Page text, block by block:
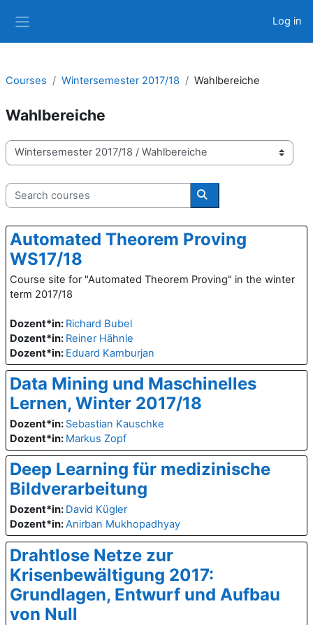
Log in
Courses Wintersemester 2017/18 Wahlbereiche
Wahlbereiche
Course categories
Search courses
Search courses
Automated Theorem Proving
WS17/18
Course site for "Automated Theorem Proving" in the winter
term 2017/18
Dozent*in: Richard Bubel
Dozent*in: Reiner Hähnle
Dozent*in: Eduard Kamburjan
Data Mining und Maschinelles
Lernen, Winter 2017/18
Dozent*in: Sebastian Kauschke
Dozent*in: Markus Zopf
Deep Learning für medizinische
Bildverarbeitung
Dozent*in: David Kügler
Dozent*in:Anirban Mukhopadhyay
Drahtlose Netze zur
Krisenbewältigung 2017:
Grundlagen, Entwurf und Aufbau
von Null